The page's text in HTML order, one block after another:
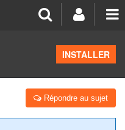
INSTALLER
- 1ER ACHAT
Répondre au sujet